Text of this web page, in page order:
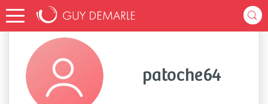
Accueil patoche64
patoche64